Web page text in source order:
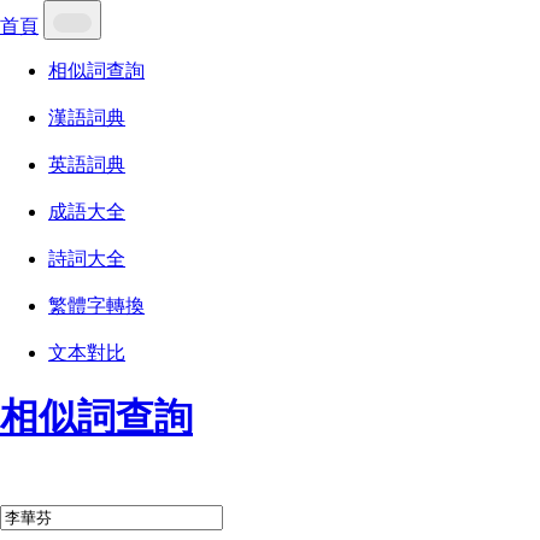
首頁
相似詞查詢
漢語詞典
英語詞典
成語大全
詩詞大全
繁體字轉換
文本對比
相似詞查詢